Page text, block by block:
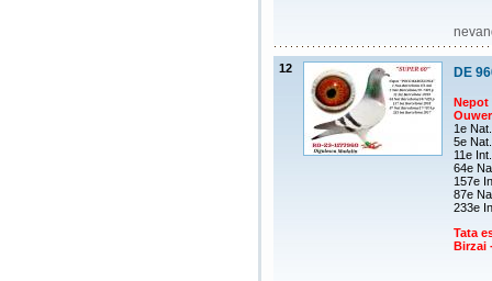
12 DE
Nepot
1e
5e
11e
64e
157e
87e
233e
Tata
Birzai